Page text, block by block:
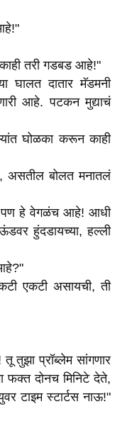
काही तरी गडबड आहे!"
दातार मॅडमनी
आहे. पटकन मुद्याचं
घोळका करून काही
असतील बोलत मनातलं
पण हे वेगळंच आहे! आधी
हुंदडायच्या, हल्ली
एकटी असायची, ती
तुझा प्रॉब्लेम सांगणार
फक्त दोनच मिनिटे देते,
टाइम स्टार्टस नाऊ!"